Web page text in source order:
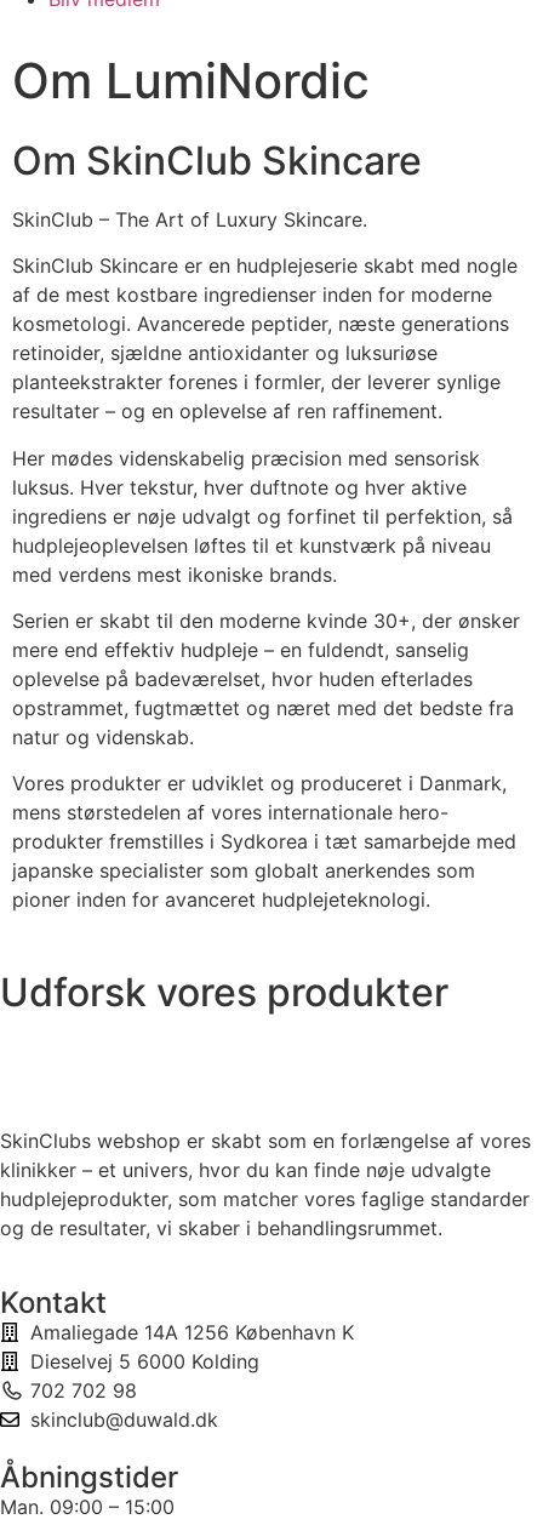
Om LumiNordic
Om SkinClub Skincare
SkinClub – The Art of Luxury Skincare.
SkinClub Skincare er en hudplejeserie skabt med nogle
af de mest kostbare ingredienser inden for moderne
kosmetologi. Avancerede peptider, næste generations
retinoider, sjældne antioxidanter og luksuriøse
planteekstrakter forenes i formler, der leverer synlige
resultater – og en oplevelse af ren raffinement.
Her mødes videnskabelig præcision med sensorisk
luksus. Hver tekstur, hver duftnote og hver aktive
ingrediens er nøje udvalgt og forfinet til perfektion, så
hudplejeoplevelsen løftes til et kunstværk på niveau
med verdens mest ikoniske brands.
Serien er skabt til den moderne kvinde 30+, der ønsker
mere end effektiv hudpleje – en fuldendt, sanselig
oplevelse på badeværelset, hvor huden efterlades
opstrammet, fugtmættet og næret med det bedste fra
natur og videnskab.
Vores produkter er udviklet og produceret i Danmark,
mens størstedelen af vores internationale hero-
produkter fremstilles i Sydkorea i tæt samarbejde med
japanske specialister som globalt anerkendes som
pioner inden for avanceret hudplejeteknologi.
Udforsk vores produkter
SkinClubs webshop er skabt som en forlængelse af vores
klinikker – et univers, hvor du kan finde nøje udvalgte
hudplejeprodukter, som matcher vores faglige standarder
og de resultater, vi skaber i behandlingsrummet.
Kontakt
Amaliegade 14A 1256 København K
Dieselvej 5 6000 Kolding
702 702 98
skinclub@duwald.dk
Åbningstider
Man. 09:00 – 15:00